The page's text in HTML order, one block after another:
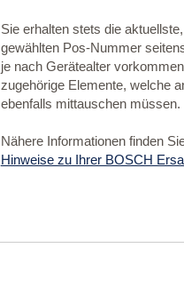
Sie erhalten stets die
gewählten Pos-Nummer
je nach Gerätealter
zugehörige Elemente, welche
ebenfalls mittauschen müssen.
Nähere Informationen finden
Hinweise zu Ihrer BOSCH